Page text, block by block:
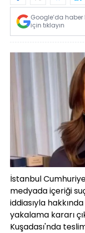
Google’da haber
için tıklayın
İstanbul
medyada içeriği
iddiasıyla
yakalama kararı
Kuşadası'nda